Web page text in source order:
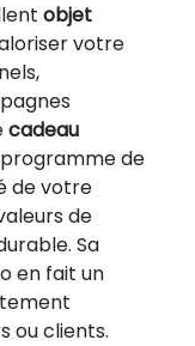
objet
votre
cadeau
programme de
de votre
de
Sa
en fait un
ou clients.